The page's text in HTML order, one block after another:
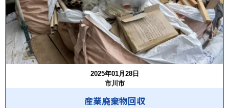
2025年01月28日
市川市
産業廃棄物回収